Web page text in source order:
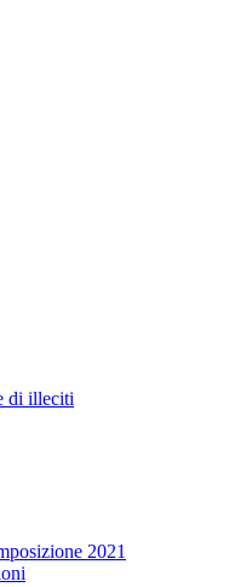
di illeciti
2021